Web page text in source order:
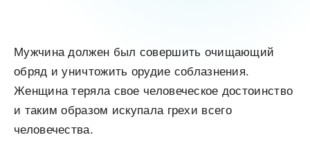
Мужчина должен был совершить очищающий
обряд и уничтожить орудие соблазнения.
Женщина теряла свое человеческое достоинство
и таким образом искупала грехи всего
человечества.